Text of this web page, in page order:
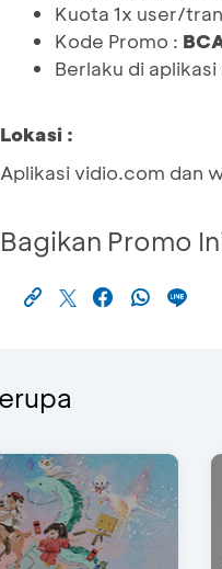
Kuota 1x user/
Kode Promo :
Berlaku di
Lokasi :
Aplikasi vidio.com dan
Bagikan Promo